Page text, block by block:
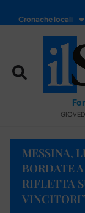
Cronache locali
MESSINA,
BORDATE
RIFLETTA
VINCITORI”